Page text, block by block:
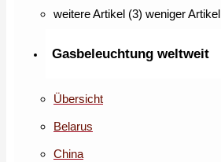
weitere Artikel (3) weniger Artikel
Gasbeleuchtung weltweit
Übersicht
Belarus
China